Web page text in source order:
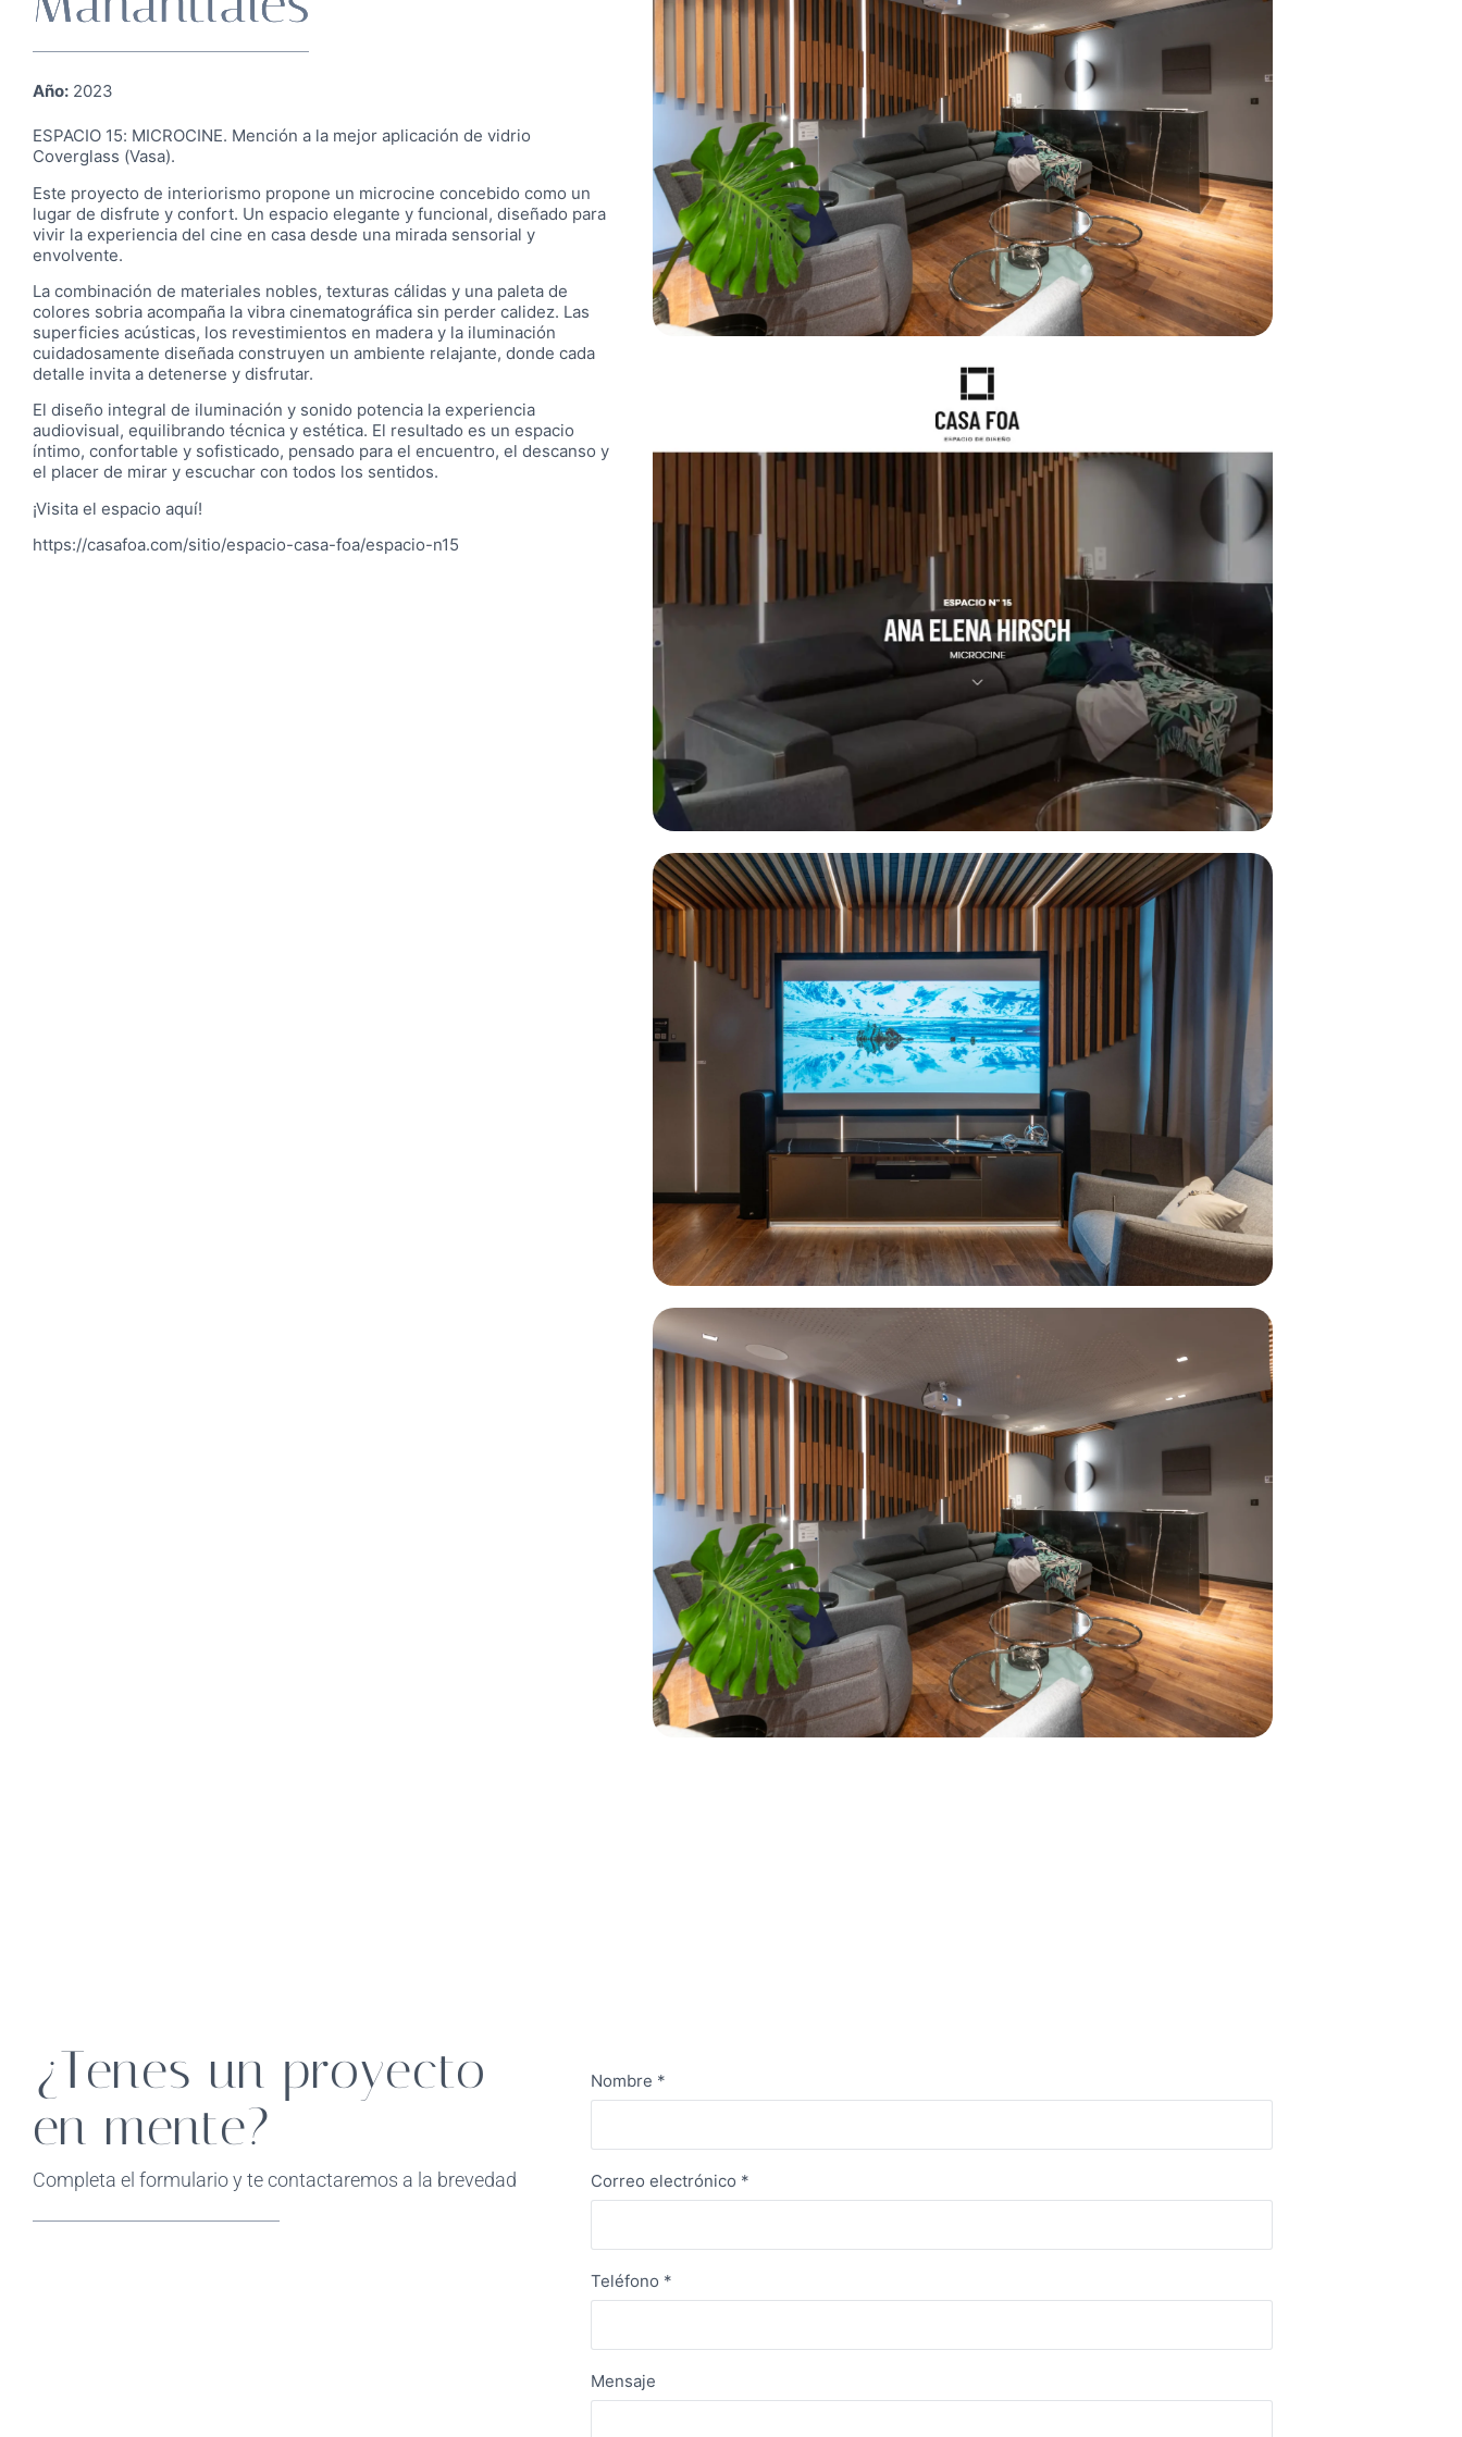
Año: 2023
ESPACIO 15: MICROCINE. Mención a la mejor aplicación de vidrio
Coverglass (Vasa).
Este proyecto de interiorismo propone un microcine concebido como un
lugar de disfrute y confort. Un espacio elegante y funcional, diseñado para
vivir la experiencia del cine en casa desde una mirada sensorial y
envolvente.
La combinación de materiales nobles, texturas cálidas y una paleta de
colores sobria acompaña la vibra cinematográfica sin perder calidez. Las
superficies acústicas, los revestimientos en madera y la iluminación
cuidadosamente diseñada construyen un ambiente relajante, donde cada
detalle invita a detenerse y disfrutar.
El diseño integral de iluminación y sonido potencia la experiencia
audiovisual, equilibrando técnica y estética. El resultado es un espacio
íntimo, confortable y sofisticado, pensado para el encuentro, el descanso y
el placer de mirar y escuchar con todos los sentidos.
¡Visita el espacio aquí!
https://casafoa.com/sitio/espacio-casa-foa/espacio-n15
¿Tenes un proyecto
en mente?
Completa el formulario y te contactaremos a la brevedad
Nombre *
Correo electrónico *
Teléfono *
Mensaje